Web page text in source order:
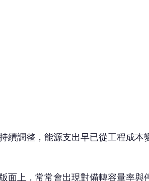
一套整合電價制度、政策壓力與日